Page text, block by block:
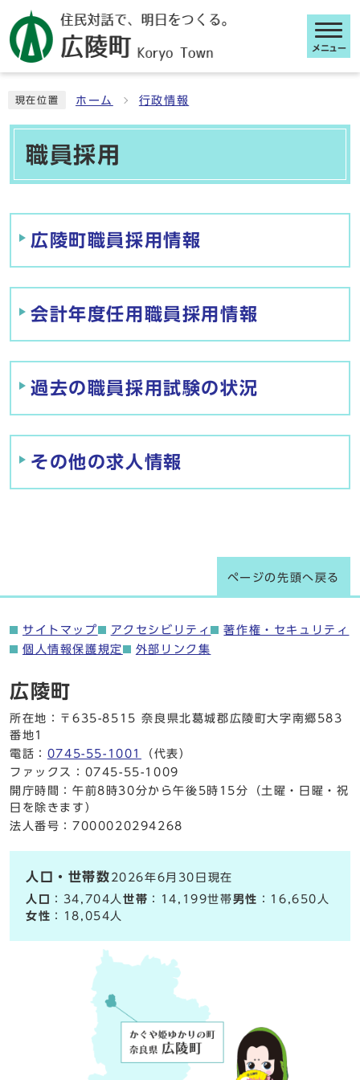
メニュー
現在位置 ホーム 行政情報
職員採用
メインメニュー
広陵町職員採用情報
会計年度任用職員採用情報
過去の職員採用試験の状況
その他の求人情報
ページの先頭へ戻る
サイトマップ アクセシビリティ
著作権・セキュリティ
個人情報保護規定
外部リンク集
広陵町
所在地：〒635-8515 奈良県北葛城郡広陵町大字南郷583
番地1
電話： 0745-55-1001
（代表）
ファックス：0745-55-1009
開庁時間：午前8時30分から午後5時15分（土曜・日曜・祝
日を除きます）
法人番号：7000020294268
人口・世帯数 2026年6月30日現在
人口
：34,704人世帯 ：14,199世帯男性 ：16,650人
女性 ：18,054人